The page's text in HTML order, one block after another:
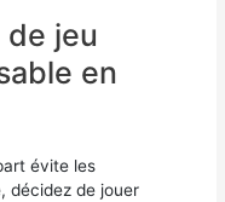
jeu
en
évite les
décidez de jouer